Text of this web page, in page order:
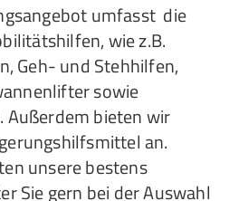
umfasst die
wie z.B.
Geh- und Stehhilfen,
sowie
Außerdem bieten wir
an.
unsere bestens
Sie gern bei der Auswahl